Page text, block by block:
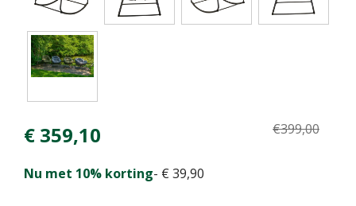
€399,00
€ 359,10
Nu met 10% korting- € 39,90